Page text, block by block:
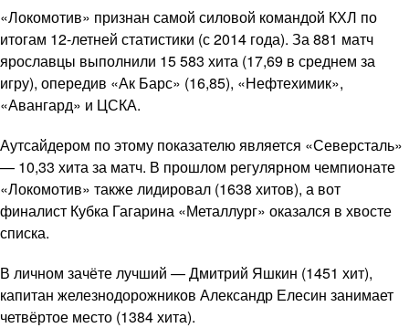
«Локомотив» признан самой силовой командой КХЛ по
итогам 12-летней статистики (с 2014 года). За 881 матч
ярославцы выполнили 15 583 хита (17,69 в среднем за
игру), опередив «Ак Барс» (16,85), «Нефтехимик»,
«Авангард» и ЦСКА.
Аутсайдером по этому показателю является «Северсталь»
— 10,33 хита за матч. В прошлом регулярном чемпионате
«Локомотив» также лидировал (1638 хитов), а вот
финалист Кубка Гагарина «Металлург» оказался в хвосте
списка.
В личном зачёте лучший — Дмитрий Яшкин (1451 хит),
капитан железнодорожников Александр Елесин занимает
четвёртое место (1384 хита).